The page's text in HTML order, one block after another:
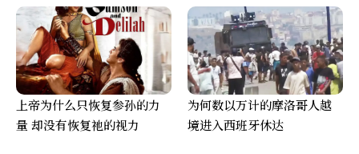
上帝为什么只恢复参孙的力
量 却没有恢复祂的视力
为何数以万计的摩洛哥人越
境进入西班牙休达